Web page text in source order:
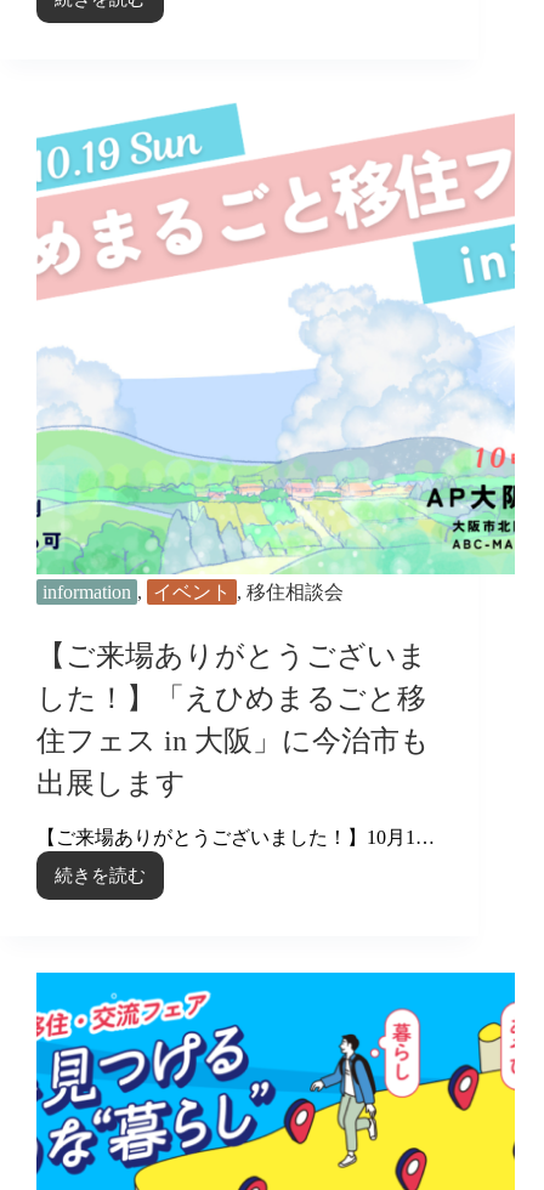
愛
め
暮
ら
フ
ェ
ア
に
今
が
参
加
ま
す！
information , イベント , 移住相談会
【ご来場ありがとうございま
した！】「えひめまるごと移
住フェス in 大阪」に今治市も
出展します
【ご来場ありがとうございました！】10月1…
続きを読む
【ご
が
と
う
ご
ざ
い
ま